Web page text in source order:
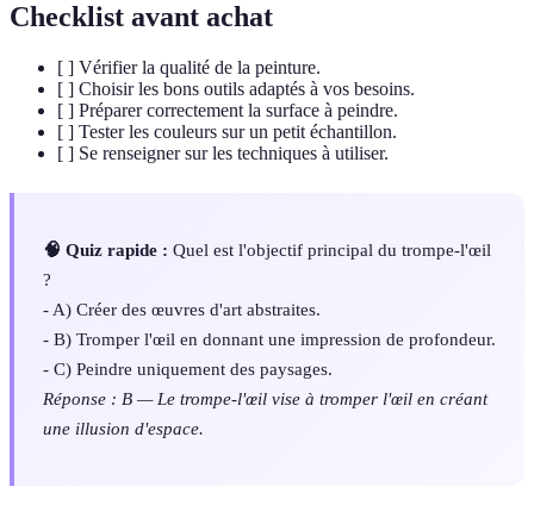
Checklist avant achat
[ ] Vérifier la qualité de la peinture.
[ ] Choisir les bons outils adaptés à vos besoins.
[ ] Préparer correctement la surface à peindre.
[ ] Tester les couleurs sur un petit échantillon.
[ ] Se renseigner sur les techniques à utiliser.
🧠 Quiz rapide : Quel est l'objectif principal du trompe-l'œil
?
- A) Créer des œuvres d'art abstraites.
- B) Tromper l'œil en donnant une impression de profondeur.
- C) Peindre uniquement des paysages.
Réponse : B — Le trompe-l'œil vise à tromper l'œil en créant
une illusion d'espace.